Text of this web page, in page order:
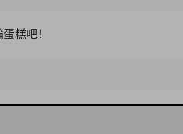
糕吧！